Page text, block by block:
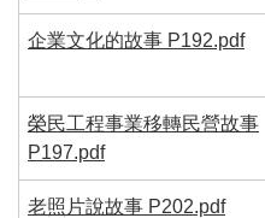
企業文化的故事 P192.pdf
榮民工程事業移轉民營故事
P197.pdf
老照片說故事 P202.pdf